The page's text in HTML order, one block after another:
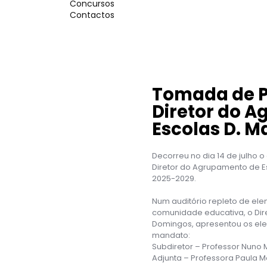
Concursos
Contactos
Tomada de
Diretor do
Escolas D.
Decorreu no dia 14 de julho
Diretor do Agrupamento de
2025-2029.
Num auditório repleto de
comunidade educativa, o
Domingos, apresentou os
mandato:
Subdiretor – Professor Nuno
Adjunta – Professora Paula